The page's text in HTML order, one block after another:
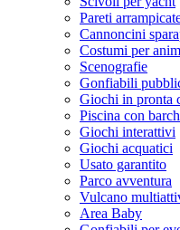
Pareti
Cannoncini
Costumi per
Scenografie
Gonfiabili
Giochi in pronta
Piscina con
Giochi interattivi
Giochi acquatici
Usato garantito
Parco avventura
Vulcano
Area Baby